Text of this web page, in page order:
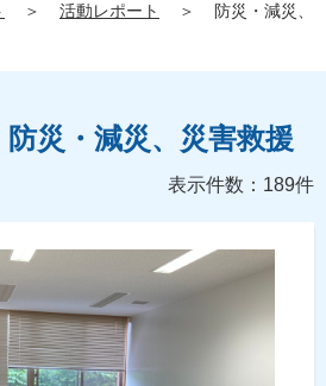
＞ 活動レポート ＞
防災・減災、
災・減災、災害救援
表示件数：189件